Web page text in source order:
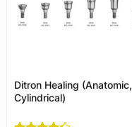
Ditron Healing (Anatomic,
Cylindrical)